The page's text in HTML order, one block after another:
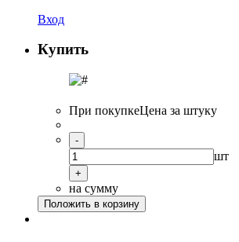
Вход
Купить
При покупкеЦена за штуку
-
шт
+
на сумму
Положить в корзину